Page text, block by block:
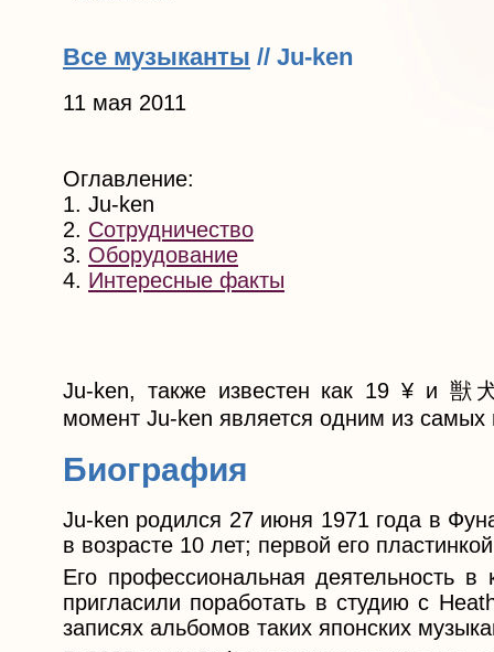
Все музыканты // Ju-ken
11 мая 2011
Оглавление:
1. Ju-ken
2. Сотрудничество
3. Оборудование
4. Интересные факты
Ju-ken, также известен как 19 ¥ и 獣
момент Ju-ken является одним из
Биография
Ju-ken родился 27 июня 1971 года в
в возрасте 10 лет; первой его
Его профессиональная деятельность в
пригласили поработать в студию с
записях альбомов таких японских